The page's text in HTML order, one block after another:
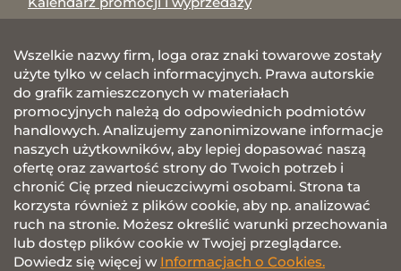
Wszelkie nazwy firm, loga oraz znaki towarowe zostały
użyte tylko w celach informacyjnych. Prawa autorskie
do grafik zamieszczonych w materiałach
promocyjnych należą do odpowiednich podmiotów
handlowych. Analizujemy zanonimizowane informacje
naszych użytkowników, aby lepiej dopasować naszą
ofertę oraz zawartość strony do Twoich potrzeb i
chronić Cię przed nieuczciwymi osobami. Strona ta
korzysta również z plików cookie, aby np. analizować
ruch na stronie. Możesz określić warunki przechowania
lub dostęp plików cookie w Twojej przeglądarce.
Dowiedz się więcej w Informacjach o Cookies.